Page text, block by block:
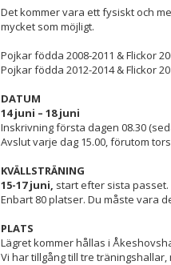
Det kommer vara ett fysiskt och
mycket som möjligt.
Pojkar födda 2008-2011 & Flickor
Pojkar födda 2012-2014 & Flickor
DATUM
14 juni – 18 juni
Inskrivning första dagen 08.30
Avslut varje dag 15.00, förutom
KVÄLLSTRÄNING
15-17 juni, start efter sista passet.
Enbart 80 platser. Du måste vara
PLATS
Lägret kommer hållas i
Vi har tillgång till tre